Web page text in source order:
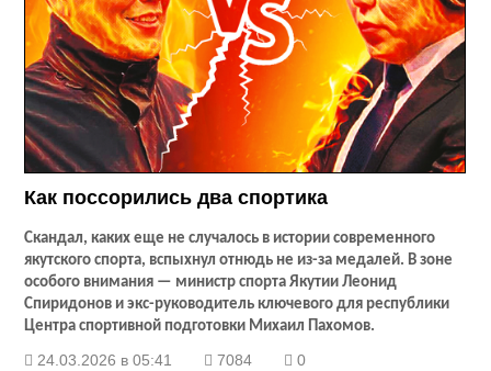
Как поссорились два спортика
Скандал, каких еще не случалось в истории современного
якутского спорта, вспыхнул отнюдь не из-за медалей. В зоне
особого внимания — министр спорта Якутии Леонид
Спиридонов и экс-руководитель ключевого для республики
Центра спортивной подготовки Михаил Пахомов.
24.03.2026 в 05:41 7084 0